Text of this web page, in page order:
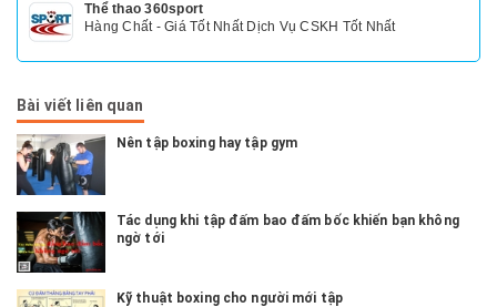
Thể thao 360sport
Hàng Chất - Giá Tốt Nhất Dịch Vụ CSKH Tốt Nhất
Bài viết liên quan
Nên tập boxing hay tập gym
Tác dụng khi tập đấm bao đấm bốc khiến bạn không
ngờ tới
Kỹ thuật boxing cho người mới tập